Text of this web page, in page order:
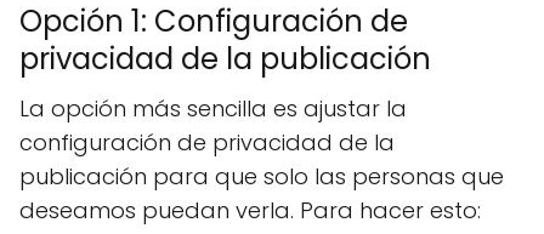
Opción 1: Configuración de
privacidad de la publicación
La opción más sencilla es ajustar la
configuración de privacidad de la
publicación para que solo las personas que
deseamos puedan verla. Para hacer esto: